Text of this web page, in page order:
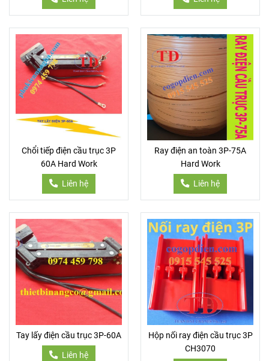
Chổi tiếp điện cầu trục 3P
60A Hard Work
Liên hệ
Ray điện an toàn 3P-75A
Hard Work
Liên hệ
Tay lấy điện cầu trục 3P-60A
Liên hệ
Hộp nối ray điện cầu trục 3P
CH3070